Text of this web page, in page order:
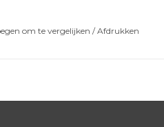
om te vergelijken /Afdrukken